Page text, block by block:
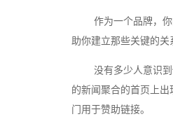
作为一个品牌，你的
助你建立那些关键的关
没有多少人意识到你
的新闻聚合的首页上出
门用于赞助链接。